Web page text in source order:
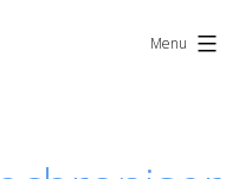
Menu